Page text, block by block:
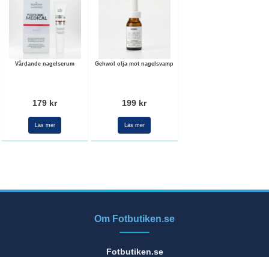
Vårdande nagelserum
179 kr
Läs mer
Gehwol olja mot nagelsvamp
199 kr
Läs mer
Om Fotbutiken.se
Fotbutiken.se